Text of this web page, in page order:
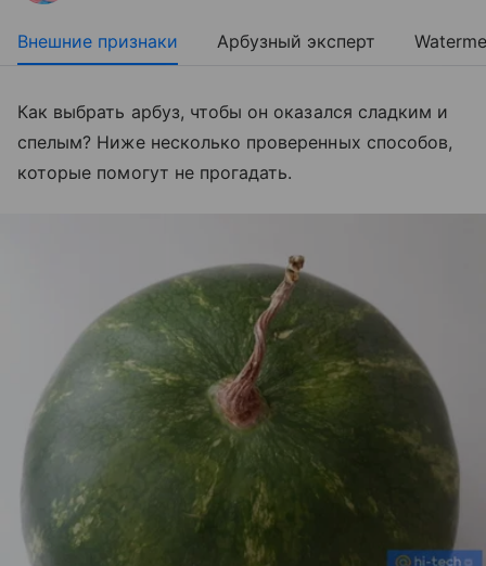
Внешние признаки Арбузный эксперт
Как выбрать арбуз, чтобы он оказался сладким и
спелым? Ниже несколько проверенных способов,
которые помогут не прогадать.